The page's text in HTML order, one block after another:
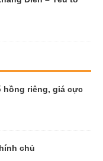
hồng riêng, giá cực
chủ